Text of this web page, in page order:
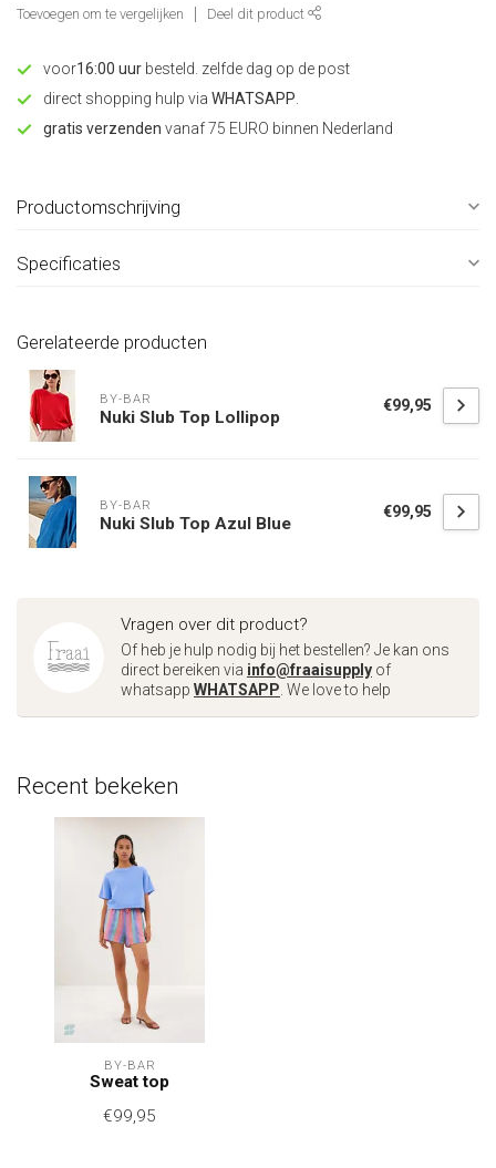
Toevoegen om te vergelijken Deel dit product
voor16:00 uur besteld. zelfde dag op de post
direct shopping hulp via WHATSAPP
gratis verzenden vanaf 75 EURO binnen Nederland
Productomschrijving
Specificaties
Gerelateerde producten
BY-BAR
Nuki Slub Top Lollipop
€99,95
BY-BAR
Nuki Slub Top Azul Blue
€99,95
Vragen over dit product?
Of heb je hulp nodig bij het bestellen? Je kan ons
direct bereiken via info@fraaisupply of
whatsapp WHATSAPP . We love to help
Recent bekeken
BY-BAR
Sweat top
€99,95